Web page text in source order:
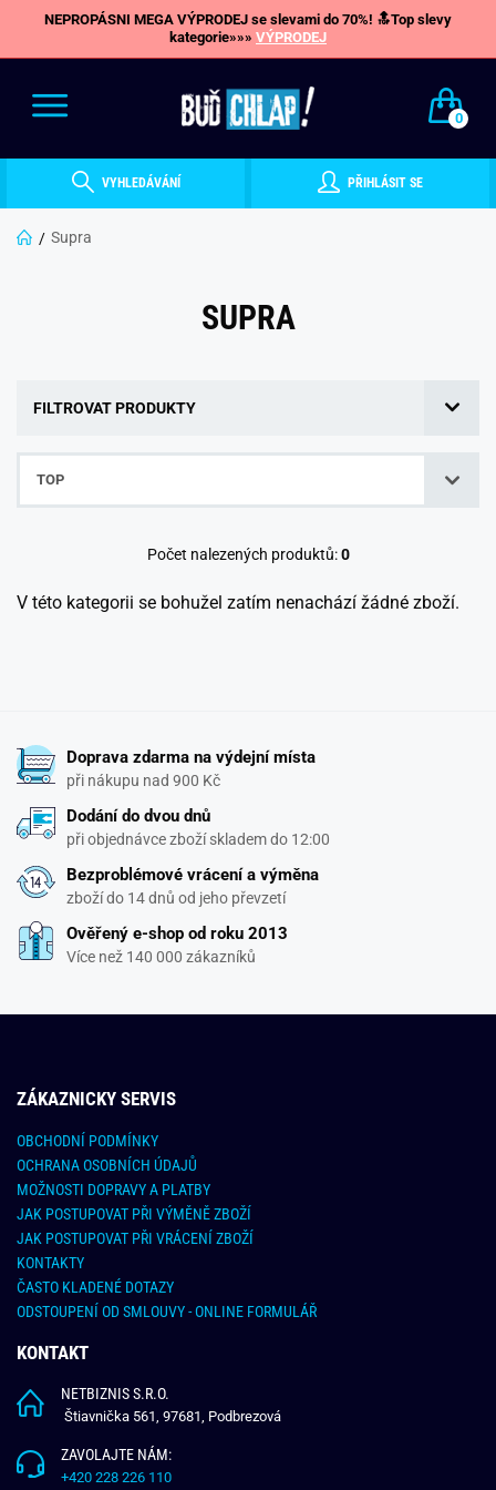
NEPROPÁSNI MEGA VÝPRODEJ se slevami do 70%! 🔝Top slevy
kategorie»»» VÝPRODEJ
0
VYHLEDÁVÁNÍ PŘIHLÁSIT SE
Supra
SUPRA
FILTROVAT PRODUKTY
TOP
Počet nalezených produktů:0
V této kategorii se bohužel zatím nenachází žádné zboží.
Doprava zdarma na výdejní místa
při nákupu nad 900 Kč
Dodání do dvou dnů
při objednávce zboží skladem do 12:00
Bezproblémové vrácení a výměna
zboží do 14 dnů od jeho převzetí
Ověřený e-shop od roku 2013
Více než 140 000 zákazníků
ZÁKAZNICKY SERVIS
OBCHODNÍ PODMÍNKY
OCHRANA OSOBNÍCH ÚDAJŮ
MOŽNOSTI DOPRAVY A PLATBY
JAK POSTUPOVAT PŘI VÝMĚNĚ ZBOŽÍ
JAK POSTUPOVAT PŘI VRÁCENÍ ZBOŽÍ
KONTAKTY
ČASTO KLADENÉ DOTAZY
ODSTOUPENÍ OD SMLOUVY - ONLINE FORMULÁŘ
KONTAKT
NETBIZNIS S.R.O.
Štiavnička 561, 97681, Podbrezová
ZAVOLAJTE NÁM:
+420 228 226 110